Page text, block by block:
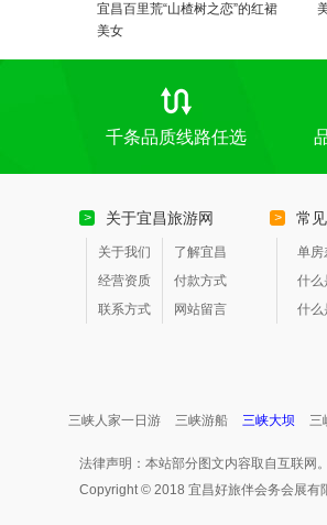
宜昌百里荒“山楂树之恋”的红裙
美女
千条品质线路任选
> 关于宜昌旅游网
关于我们
了解宜昌
经营资质
付款方式
联系方式
网站留言
> 常
单房
什么
三峡人家一日游 三峡游船 三峡大坝 三
法律声明：本站部分图文内容取自互联网
Copyright © 2018 宜昌好旅伴会务会展有